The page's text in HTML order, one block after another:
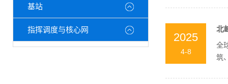
基站
指挥调度与核心网
2025
4-8
北
全
筑